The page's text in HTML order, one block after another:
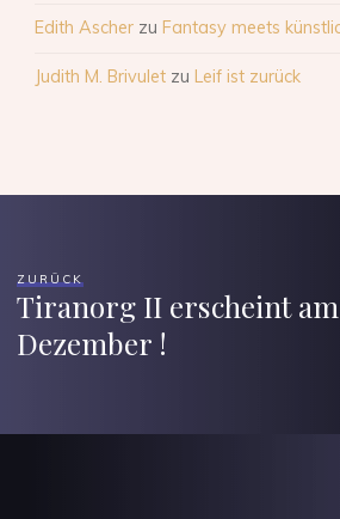
Edith Ascherzu Fantasy meets
Judith M. Brivuletzu Leif ist zurück
ZURÜCK
Tiranorg II erscheint am
Dezember !